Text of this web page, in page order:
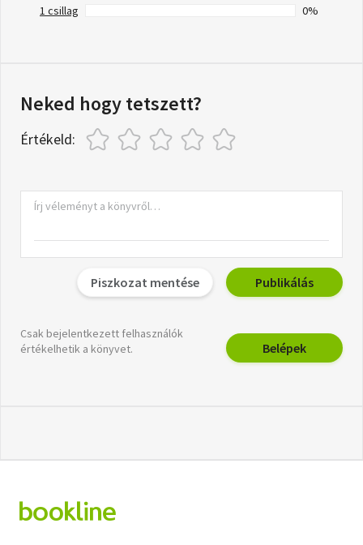
1 csillag
0%
Neked hogy tetszett?
Értékeld:
Piszkozat mentése Publikálás
Csak bejelentkezett felhasználók
értékelhetik a könyvet.
Belépek